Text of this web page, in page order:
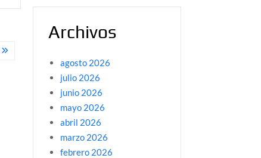
Archivos
agosto 2026
julio 2026
junio 2026
mayo 2026
abril 2026
marzo 2026
febrero 2026